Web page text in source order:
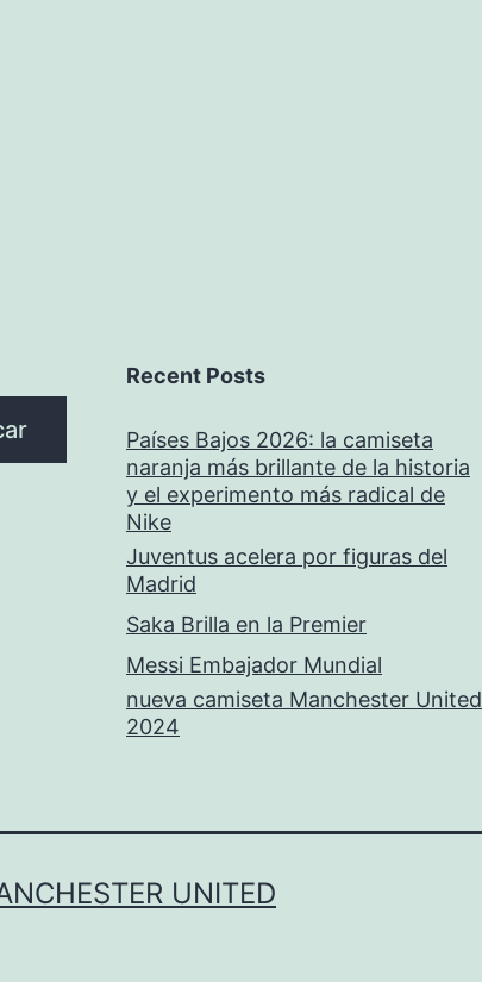
Recent Posts
Países Bajos 2026: la camiseta
naranja más brillante de la historia
y el experimento más radical de
Nike
Juventus acelera por figuras del
Madrid
Saka Brilla en la Premier
Messi Embajador Mundial
nueva camiseta Manchester United
2024
UNITED